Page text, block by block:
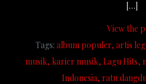
[…]
View the
Tags: album populer artis
musik karier musik Lagu Hits
Indonesia ratu